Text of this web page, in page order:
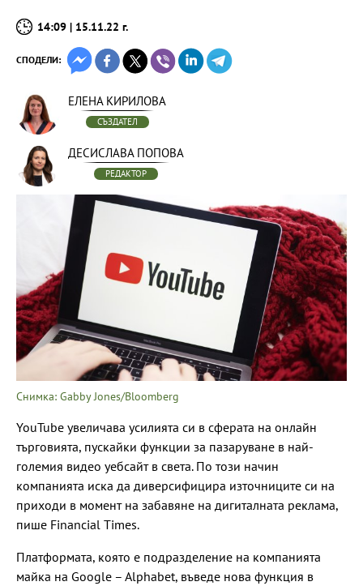
14:09 | 15.11.22 г.
СПОДЕЛИ:
ЕЛЕНА КИРИЛОВА
СЪЗДАТЕЛ
ДЕСИСЛАВА ПОПОВА
РЕДАКТОР
Снимка: Gabby Jones/Bloomberg
YouTube увеличава усилията си в сферата на онлайн
търговията, пускайки функции за пазаруване в най-
големия видео уебсайт в света. По този начин
компанията иска да диверсифицира източниците си на
приходи в момент на забавяне на дигиталната реклама,
пише Financial Times.
Платформата, която е подразделение на компанията
майка на Google – Alphabet, въведе нова функция в